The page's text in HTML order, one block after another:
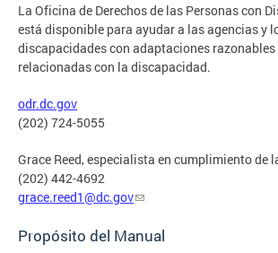
La Oficina de Derechos de las Personas con
está disponible para ayudar a las agencias y
discapacidades con adaptaciones
relacionadas con la discapacidad.
odr.dc.gov
(202) 724-5055
Grace Reed, especialista en cumplimiento de
(202) 442-4692
grace.reed1@dc.gov
Propósito del Manual